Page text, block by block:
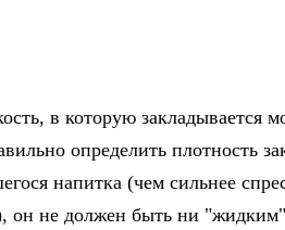
в которую закладывается
определить плотность
напитка (чем сильнее
он не должен быть ни